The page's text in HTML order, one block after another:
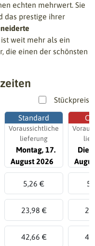
echten mehrwert. Sie
das prestige ihrer
weit mehr als ein
die einen der schönsten
Stückpreis
Standard
Voraussichtliche
lieferung
Montag, 17.
August 2026
5,26 €
23,98 €
42,66 €